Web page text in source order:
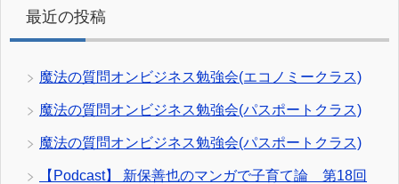
最近の投稿
魔法の質問オンビジネス勉強会(エコノミークラス)
魔法の質問オンビジネス勉強会(パスポートクラス)
魔法の質問オンビジネス勉強会(パスポートクラス)
【Podcast】 新保善也のマンガで子育て論 第18回